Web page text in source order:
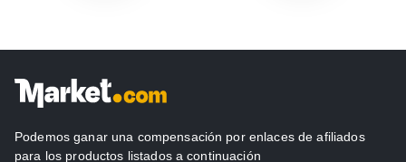
Podemos ganar una compensación por enlaces de afiliados
para los productos listados a continuación